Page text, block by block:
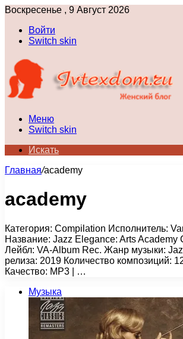
Воскресенье , 9 Август 2026
Войти
Switch skin
Меню
Switch skin
Искать
Главная/academy
academy
Категория: Compilation Исполнитель:
Название: Jazz Elegance: Arts Academy
Лейбл: VA-Album Rec. Жанр музыки:
релиза: 2019 Количество композиций:
Качество: MP3 | …
Музыка